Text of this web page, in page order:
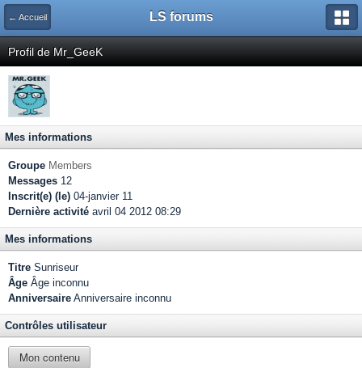
← Accueil LS forums
Profil de Mr_GeeK
Mes informations
Groupe Members
Messages 12
Inscrit(e) (le) 04-janvier 11
Dernière activité avril 04 2012 08:29
Mes informations
Titre Sunriseur
Âge Âge inconnu
Anniversaire Anniversaire inconnu
Contrôles utilisateur
Mon contenu